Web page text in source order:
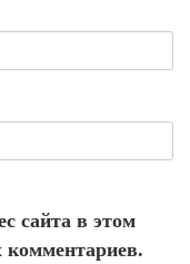
сайта в этом
комментариев.